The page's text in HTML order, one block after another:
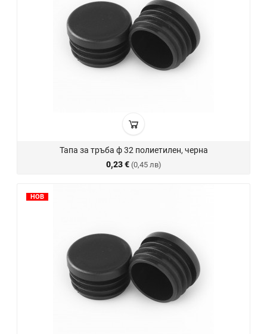
Тапа за тръба ф 32 полиетилен, черна
0,23 € (0,45 лв)
НОВ